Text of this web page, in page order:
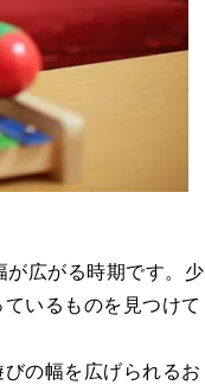
広がる時期です。少
いるものを見つけて
の幅を広げられるお